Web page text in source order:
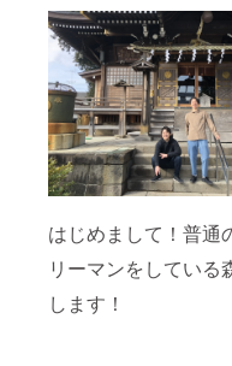
はじめまして！普通
リーマンをしている
します！